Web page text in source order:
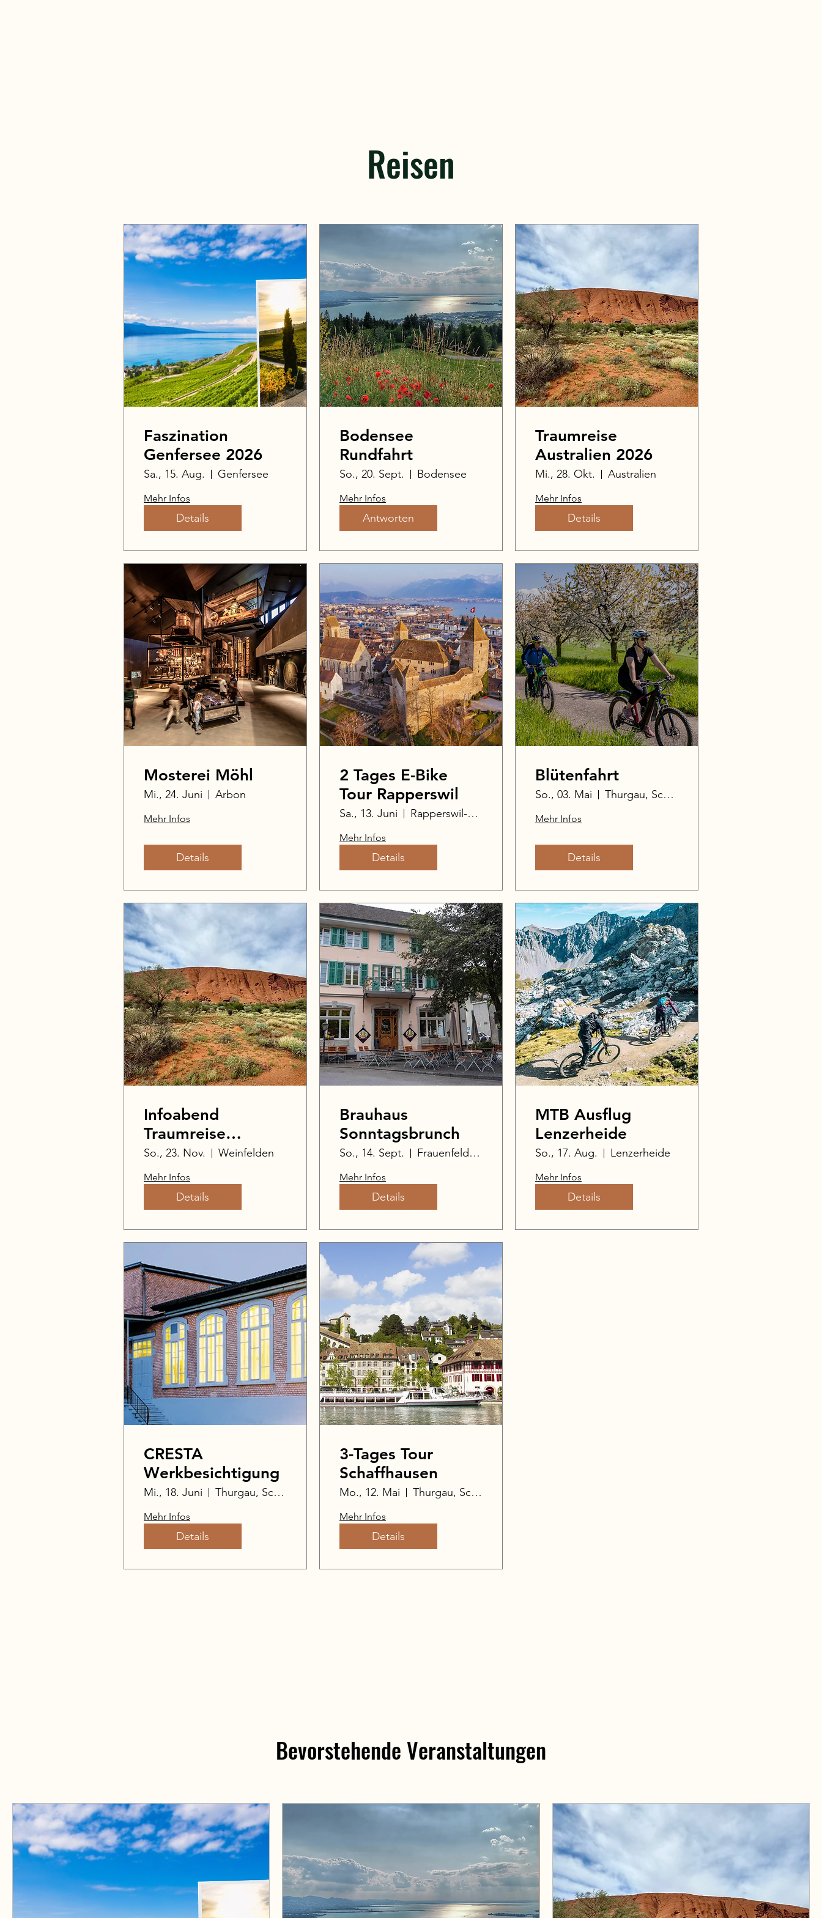
Reisen​
Faszination
Genfersee 2026
Sa., 15. Aug. Genfersee
Mehr Infos
Details
Bodensee
Rundfahrt
So., 20. Sept. Bodensee
Mehr Infos
Antworten
Traumreise
Australien 2026
Mi., 28. Okt. Australien
Mehr Infos
Details
Mosterei Möhl
Mi., 24. Juni Arbon
Mehr Infos
Details
2 Tages E-Bike
Tour Rapperswil
Sa., 13. Juni Rapperswil-Jona
Mehr Infos
Details
Blütenfahrt
So., 03. Mai Thurgau, Schweiz
Mehr Infos
Details
Infoabend
Traumreise
Australien 2026
So., 23. Nov. Weinfelden
Mehr Infos
Details
Brauhaus
Sonntagsbrunch
So., 14. Sept. Frauenfeld, Schweiz
Mehr Infos
Details
MTB Ausflug
Lenzerheide
So., 17. Aug. Lenzerheide
Mehr Infos
Details
CRESTA
Werkbesichtigung
Mi., 18. Juni Thurgau, Schweiz
Mehr Infos
Details
3-Tages Tour
Schaffhausen
Mo., 12. Mai Thurgau, Schweiz
Mehr Infos
Details
Bevorstehende Veranstaltungen